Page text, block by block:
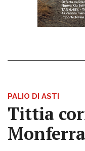
PALIO DI ASTI
Tittia